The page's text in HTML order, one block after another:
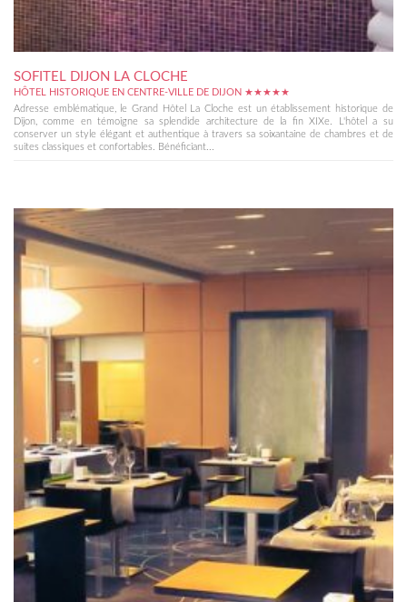
SOFITEL DIJON LA CLOCHE
HÔTEL HISTORIQUE EN CENTRE-VILLE DE DIJON ★★★★★
Adresse emblématique, le Grand Hôtel La Cloche est un établissement historique de
Dijon, comme en témoigne sa splendide architecture de la fin XIXe. L'hôtel a su
conserver un style élégant et authentique à travers sa soixantaine de chambres et de
suites classiques et confortables. Bénéficiant...